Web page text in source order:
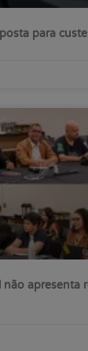
para
não apresenta